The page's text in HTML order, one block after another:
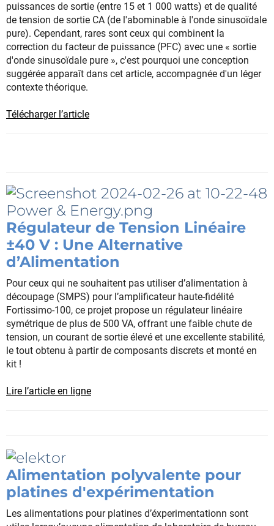
puissances de sortie (entre 15 et 1 000 watts) et de qualité
de tension de sortie CA (de l'abominable à l'onde sinusoïdale
pure). Cependant, rares sont ceux qui combinent la
correction du facteur de puissance (PFC) avec une « sortie
d'onde sinusoïdale pure », c'est pourquoi une conception
suggérée apparaît dans cet article, accompagnée d'un léger
contexte théorique.
Télécharger l’article
Régulateur de Tension Linéaire
±40 V : Une Alternative
d’Alimentation
Pour ceux qui ne souhaitent pas utiliser d’alimentation à
découpage (SMPS) pour l’amplificateur haute-fidélité
Fortissimo-100, ce projet propose un régulateur linéaire
symétrique de plus de 500 VA, offrant une faible chute de
tension, un courant de sortie élevé et une excellente stabilité,
le tout obtenu à partir de composants discrets et monté en
kit !
Lire l’article en ligne
Alimentation polyvalente pour
platines d'expérimentation
Les alimentations pour platines d’éxperimentationn sont